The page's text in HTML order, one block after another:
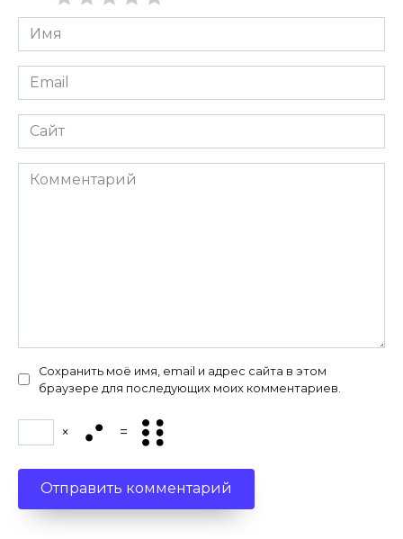
Имя
*
Email
*
Сайт
Комментарий
Сохранить моё имя, email и адрес сайта в этом
браузере для последующих моих комментариев.
× =